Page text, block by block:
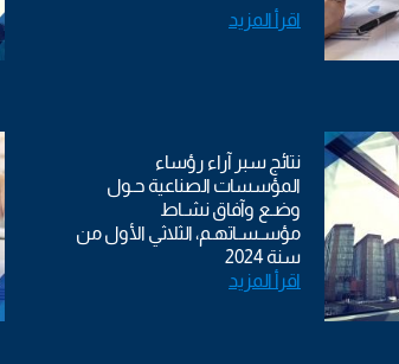
اقرأ المزيد
نتائج سبر آراء رؤساء
المؤسسات الصناعية حـول
وضـع وآفاق نشـاط
مؤسـسـاتهـم، الثلاثي الأول من
سنة 2024
اقرأ المزيد